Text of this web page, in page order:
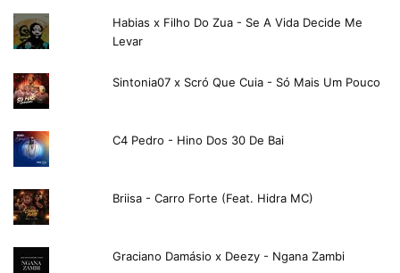
Habias x Filho Do Zua - Se A Vida Decide Me
Levar
Sintonia07 x Scró Que Cuia - Só Mais Um Pouco
C4 Pedro - Hino Dos 30 De Bai
Briisa - Carro Forte (Feat. Hidra MC)
Graciano Damásio x Deezy - Ngana Zambi